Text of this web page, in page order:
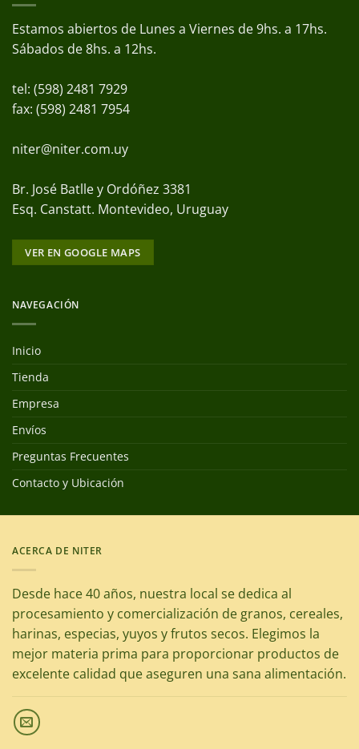
Estamos abiertos de Lunes a Viernes de 9hs. a 17hs.
Sábados de 8hs. a 12hs.
tel: (598) 2481 7929
fax: (598) 2481 7954
niter@niter.com.uy
Br. José Batlle y Ordóñez 3381
Esq. Canstatt. Montevideo, Uruguay
VER EN GOOGLE MAPS
NAVEGACIÓN
Inicio
Tienda
Empresa
Envíos
Preguntas Frecuentes
Contacto y Ubicación
ACERCA DE NITER
Desde hace 40 años, nuestra local se dedica al
procesamiento y comercialización de granos, cereales,
harinas, especias, yuyos y frutos secos. Elegimos la
mejor materia prima para proporcionar productos de
excelente calidad que aseguren una sana alimentación.